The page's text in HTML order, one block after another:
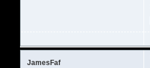
JamesFaf